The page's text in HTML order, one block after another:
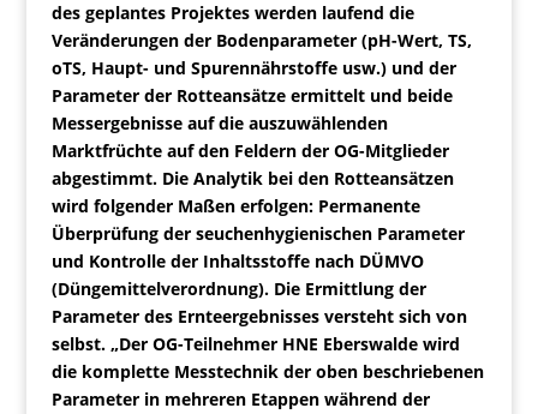
des geplantes Projektes werden laufend die
Veränderungen der Bodenparameter (pH-Wert, TS,
oTS, Haupt- und Spurennährstoffe usw.) und der
Parameter der Rotteansätze ermittelt und beide
Messergebnisse auf die auszuwählenden
Marktfrüchte auf den Feldern der OG-Mitglieder
abgestimmt. Die Analytik bei den Rotteansätzen
wird folgender Maßen erfolgen: Permanente
Überprüfung der seuchenhygienischen Parameter
und Kontrolle der Inhaltsstoffe nach DÜMVO
(Düngemittelverordnung). Die Ermittlung der
Parameter des Ernteergebnisses versteht sich von
selbst. „Der OG-Teilnehmer HNE Eberswalde wird
die komplette Messtechnik der oben beschriebenen
Parameter in mehreren Etappen während der